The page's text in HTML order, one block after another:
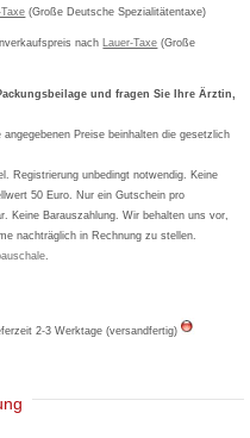
Taxe (Große Deutsche Spezialitätentaxe)
nach Lauer-Taxe (Große
und fragen Sie Ihre Ärztin,
Preise beinhalten die gesetzlich
Registrierung unbedingt notwendig. Keine
50 Euro. Nur ein Gutschein pro
Keine Barauszahlung. Wir behalten uns vor,
nachträglich in Rechnung zu stellen.
2-3 Werktage (versandfertig)